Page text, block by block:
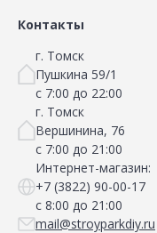
Контакты
г. Томск
Пушкина 59/1
с 7:00 до 22:00
г. Томск
Вершинина, 76
с 7:00 до 21:00
Интернет-магазин:
+7 (3822) 90-00-17
с 8:00 до 21:00
mail@stroyparkdiy.ru